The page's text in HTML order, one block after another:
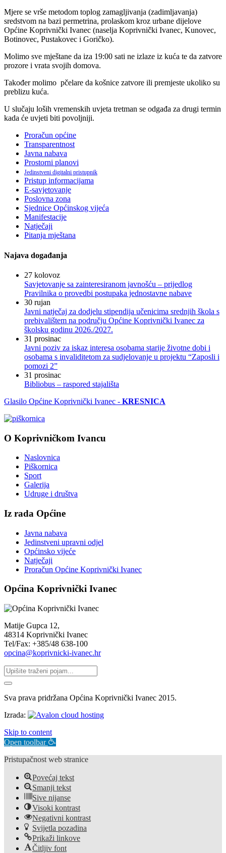
Mjere se vrše metodom toplog zamagljivanja (zadimljavanja)
sredstvom na bazi permetrina, prolaskom kroz urbane dijelove
Općine Koprivnički Ivanec (naselja Koprivnički Ivanec, Kunovec,
Botinovec, Pustakovec i Goričko).
Molimo sve mještane da iza 19:00 sati ne izlaze iz kuća te da zatvore
prozore i vrata svojih domova.
Također molimo pčelare da košnice zatvore ili premjeste ukoliko su
preblizu kuća.
U slučaju loših vremenskih uvjeta tretman se odgađa za drugi termin
kada će uvjeti biti povoljniji.
Proračun općine
Transparentnost
Javna nabava
Prostorni planovi
Jedinstveni digitalni pristupnik
Pristup informacijama
E-savjetovanje
Poslovna zona
Sjednice Općinskog vijeća
Manifestacije
Natječaji
Pitanja mještana
Najava događanja
27 kolovoz
Savjetovanje sa zainteresiranom javnošću – prijedlog
Pravilnika o provedbi postupaka jednostavne nabave
30 rujan
Javni natječaj za dodjelu stipendija učenicima srednjih škola s
prebivalištem na području Općine Koprivnički Ivanec za
školsku godinu 2026./2027.
31 prosinac
Javni poziv za iskaz interesa osobama starije životne dobi i
osobama s invaliditetom za sudjelovanje u projektu “Zaposli i
pomozi 2”
31 prosinac
Bibliobus – raspored stajališta
Glasilo Općine Koprivnički Ivanec - KRESNICA
O Koprivničkom Ivancu
Naslovnica
Piškornica
Sport
Galerija
Udruge i društva
Iz rada Općine
Javna nabava
Jedinstveni upravni odjel
Općinsko vijeće
Natječaji
Proračun Općine Koprivnički Ivanec
Općina Koprivnički Ivanec
Matije Gupca 12,
48314 Koprivnički Ivanec
Tel/Fax: +385/48 638-100
opcina@koprivnicki-ivanec.hr
Sva prava pridržana Općina Koprivnički Ivanec 2015.
Izrada:
Skip to content
Open toolbar
Pristupačnost web stranice
Povećaj tekst
Smanji tekst
Sive nijanse
Visoki kontrast
Negativni kontrast
Svijetla pozadina
Prikaži linkove
Čitljiv font